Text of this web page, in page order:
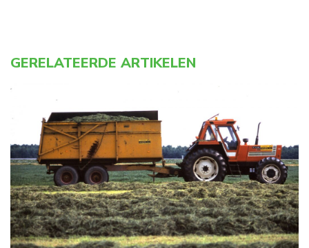
GERELATEERDE ARTIKELEN